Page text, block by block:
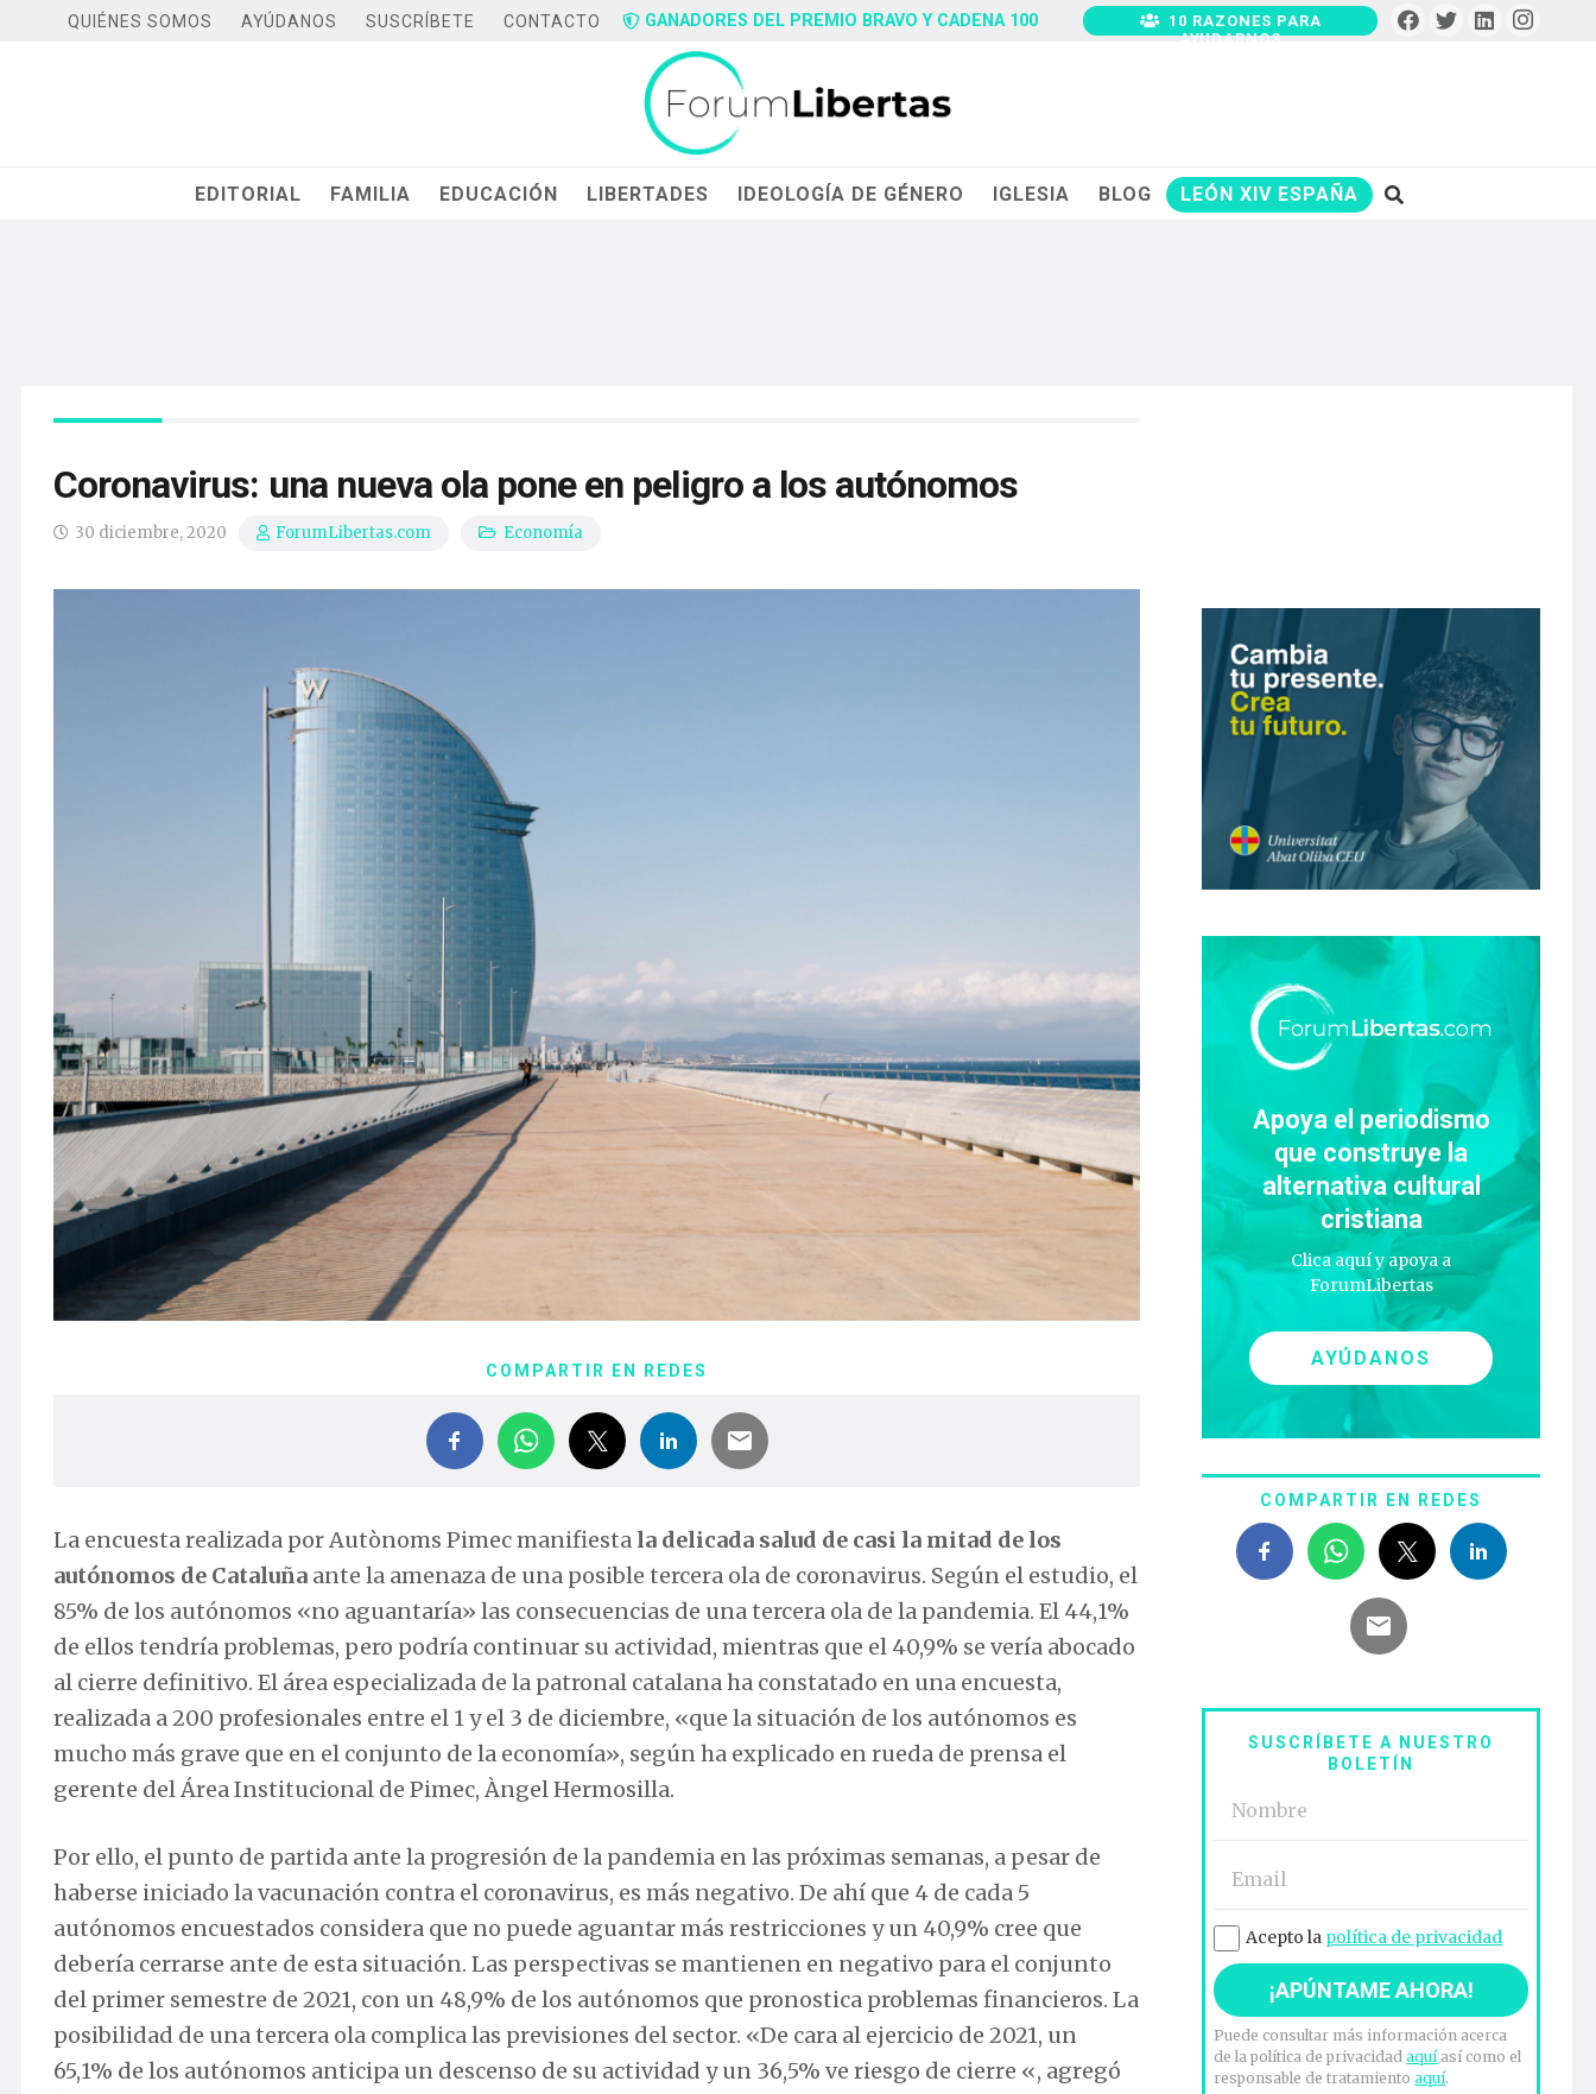
QUIÉNES SOMOS AYÚDANOS SUSCRÍBETE CONTACTO GANADORES DEL PREMIO BRAVO Y CADENA 100
10 RAZONES PARA
AYUDARNOS
EDITORIAL FAMILIA EDUCACIÓN LIBERTADES IDEOLOGÍA DE GÉNERO IGLESIA BLOG LEÓN XIV ESPAÑA
Coronavirus: una nueva ola pone en peligro a los autónomos
30 diciembre, 2020 ForumLibertas.com Economía
COMPARTIR EN REDES
La encuesta realizada por Autònoms Pimec manifiesta la delicada salud de casi la mitad de los
autónomos de Cataluña ante la amenaza de una posible tercera ola de coronavirus. Según el estudio, el
85% de los autónomos «no aguantaría» las consecuencias de una tercera ola de la pandemia. El 44,1%
de ellos tendría problemas, pero podría continuar su actividad, mientras que el 40,9% se vería abocado
al cierre definitivo. El área especializada de la patronal catalana ha constatado en una encuesta,
realizada a 200 profesionales entre el 1 y el 3 de diciembre, «que la situación de los autónomos es
mucho más grave que en el conjunto de la economía», según ha explicado en rueda de prensa el
gerente del Área Institucional de Pimec, Àngel Hermosilla.
Por ello, el punto de partida ante la progresión de la pandemia en las próximas semanas, a pesar de
haberse iniciado la vacunación contra el coronavirus, es más negativo. De ahí que 4 de cada 5
autónomos encuestados considera que no puede aguantar más restricciones y un 40,9% cree que
debería cerrarse ante de esta situación. Las perspectivas se mantienen en negativo para el conjunto
del primer semestre de 2021, con un 48,9% de los autónomos que pronostica problemas financieros. La
posibilidad de una tercera ola complica las previsiones del sector. «De cara al ejercicio de 2021, un
65,1% de los autónomos anticipa un descenso de su actividad y un 36,5% ve riesgo de cierre «, agregó
Apoya el periodismo
que construye la
alternativa cultural
cristiana
Clica aquí y apoya a
ForumLibertas
AYÚDANOS
COMPARTIR EN REDES
SUSCRÍBETE A NUESTRO
BOLETÍN
Acepto la política de privacidad
Puede consultar más información acerca
de la política de privacidadaquíasí como el
responsable de tratamientoaquí.